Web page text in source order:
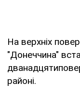
На верхніх
"Донеччина"
районі.